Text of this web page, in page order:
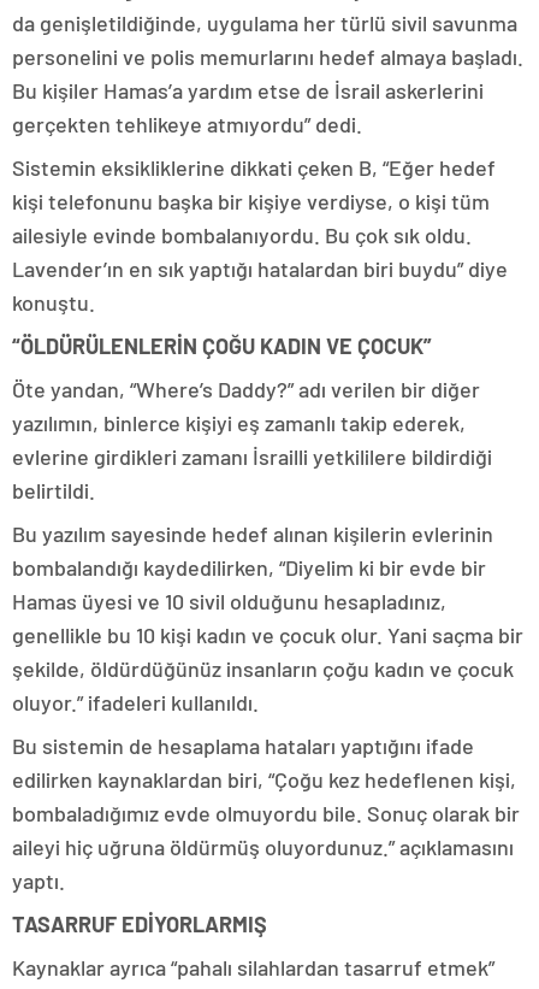
da genişletildiğinde, uygulama her türlü sivil savunma
personelini ve polis memurlarını hedef almaya başladı.
Bu kişiler Hamas’a yardım etse de İsrail askerlerini
gerçekten tehlikeye atmıyordu” dedi.
Sistemin eksikliklerine dikkati çeken B, “Eğer hedef
kişi telefonunu başka bir kişiye verdiyse, o kişi tüm
ailesiyle evinde bombalanıyordu. Bu çok sık oldu.
Lavender’ın en sık yaptığı hatalardan biri buydu” diye
konuştu.
“ÖLDÜRÜLENLERİN ÇOĞU KADIN VE ÇOCUK”
Öte yandan, “Where’s Daddy?” adı verilen bir diğer
yazılımın, binlerce kişiyi eş zamanlı takip ederek,
evlerine girdikleri zamanı İsrailli yetkililere bildirdiği
belirtildi.
Bu yazılım sayesinde hedef alınan kişilerin evlerinin
bombalandığı kaydedilirken, “Diyelim ki bir evde bir
Hamas üyesi ve 10 sivil olduğunu hesapladınız,
genellikle bu 10 kişi kadın ve çocuk olur. Yani saçma bir
şekilde, öldürdüğünüz insanların çoğu kadın ve çocuk
oluyor.” ifadeleri kullanıldı.
Bu sistemin de hesaplama hataları yaptığını ifade
edilirken kaynaklardan biri, “Çoğu kez hedeflenen kişi,
bombaladığımız evde olmuyordu bile. Sonuç olarak bir
aileyi hiç uğruna öldürmüş oluyordunuz.” açıklamasını
yaptı.
TASARRUF EDİYORLARMIŞ
Kaynaklar ayrıca “pahalı silahlardan tasarruf etmek”